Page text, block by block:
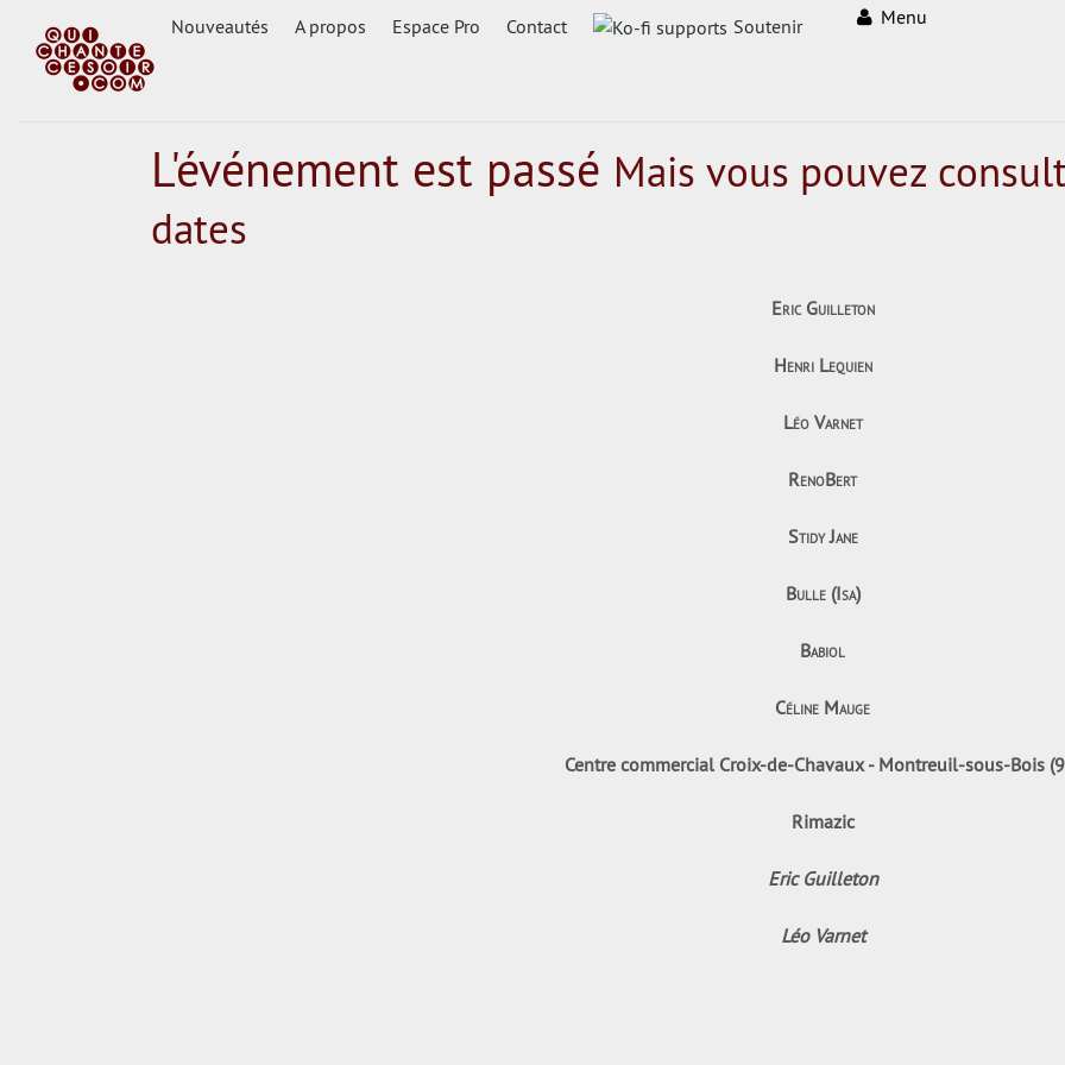
Nouveautés A propos Espace Pro Contact Soutenir Menu
L'événement est passé Mais vous pouvez
dates
Eric Guilleton
Henri Lequien
Léo Varnet
RenoBert
Stidy Jane
Bulle (Isa)
Babiol
Céline Mauge
Centre commercial Croix-de-Chavaux - Montreuil-sous-Bois
Rimazic
Eric Guilleton
Léo Varnet